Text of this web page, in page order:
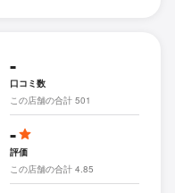
-
口コミ数
この店舗の合計 501
-
評価
この店舗の合計 4.85